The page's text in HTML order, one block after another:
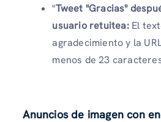
"Tweet "Gracias"
usuario retuitea: El
agradecimiento y la
menos de 23
Anuncios de imagen con